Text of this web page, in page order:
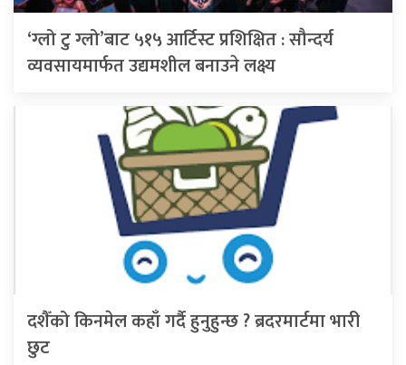
‘ग्लो टु ग्लो’बाट ५१५ आर्टिस्ट प्रशिक्षित : सौन्दर्य
व्यवसायमार्फत उद्यमशील बनाउने लक्ष्य
दशैँको किनमेल कहाँ गर्दै हुनुहुन्छ ? ब्रदरमार्टमा भारी
छुट